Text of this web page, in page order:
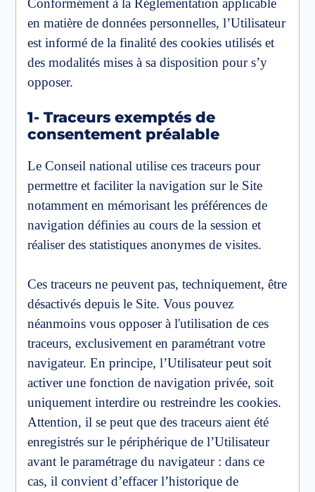
Conformément à la Réglementation applicable
en matière de données personnelles, l’Utilisateur
est informé de la finalité des cookies utilisés et
des modalités mises à sa disposition pour s’y
opposer.
1- Traceurs exemptés de
consentement préalable
Le Conseil national utilise ces traceurs pour
permettre et faciliter la navigation sur le Site
notamment en mémorisant les préférences de
navigation définies au cours de la session et
réaliser des statistiques anonymes de visites.
Ces traceurs ne peuvent pas, techniquement, être
désactivés depuis le Site. Vous pouvez
néanmoins vous opposer à l'utilisation de ces
traceurs, exclusivement en paramétrant votre
navigateur. En principe, l’Utilisateur peut soit
activer une fonction de navigation privée, soit
uniquement interdire ou restreindre les cookies.
Attention, il se peut que des traceurs aient été
enregistrés sur le périphérique de l’Utilisateur
avant le paramétrage du navigateur : dans ce
cas, il convient d’effacer l’historique de